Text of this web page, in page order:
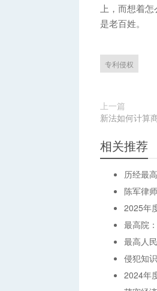
上，而想着
是老百姓。
专利侵权
上一篇
新法如何计算
相关推荐
历经最
陈军律
2025年
最高院
最高人
侵犯知
2024年